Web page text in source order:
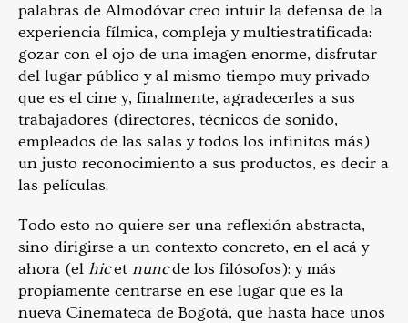
palabras de Almodóvar creo intuir la defensa de la
experiencia fílmica, compleja y multiestratificada:
gozar con el ojo de una imagen enorme, disfrutar
del lugar público y al mismo tiempo muy privado
que es el cine y, finalmente, agradecerles a sus
trabajadores (directores, técnicos de sonido,
empleados de las salas y todos los infinitos más)
un justo reconocimiento a sus productos, es decir a
las películas.
Todo esto no quiere ser una reflexión abstracta,
sino dirigirse a un contexto concreto, en el acá y
ahora (el hicet nuncde los filósofos): y más
propiamente centrarse en ese lugar que es la
nueva Cinemateca de Bogotá, que hasta hace unos